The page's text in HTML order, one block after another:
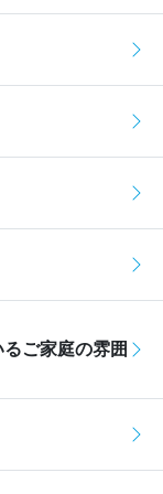
ご家庭の雰囲